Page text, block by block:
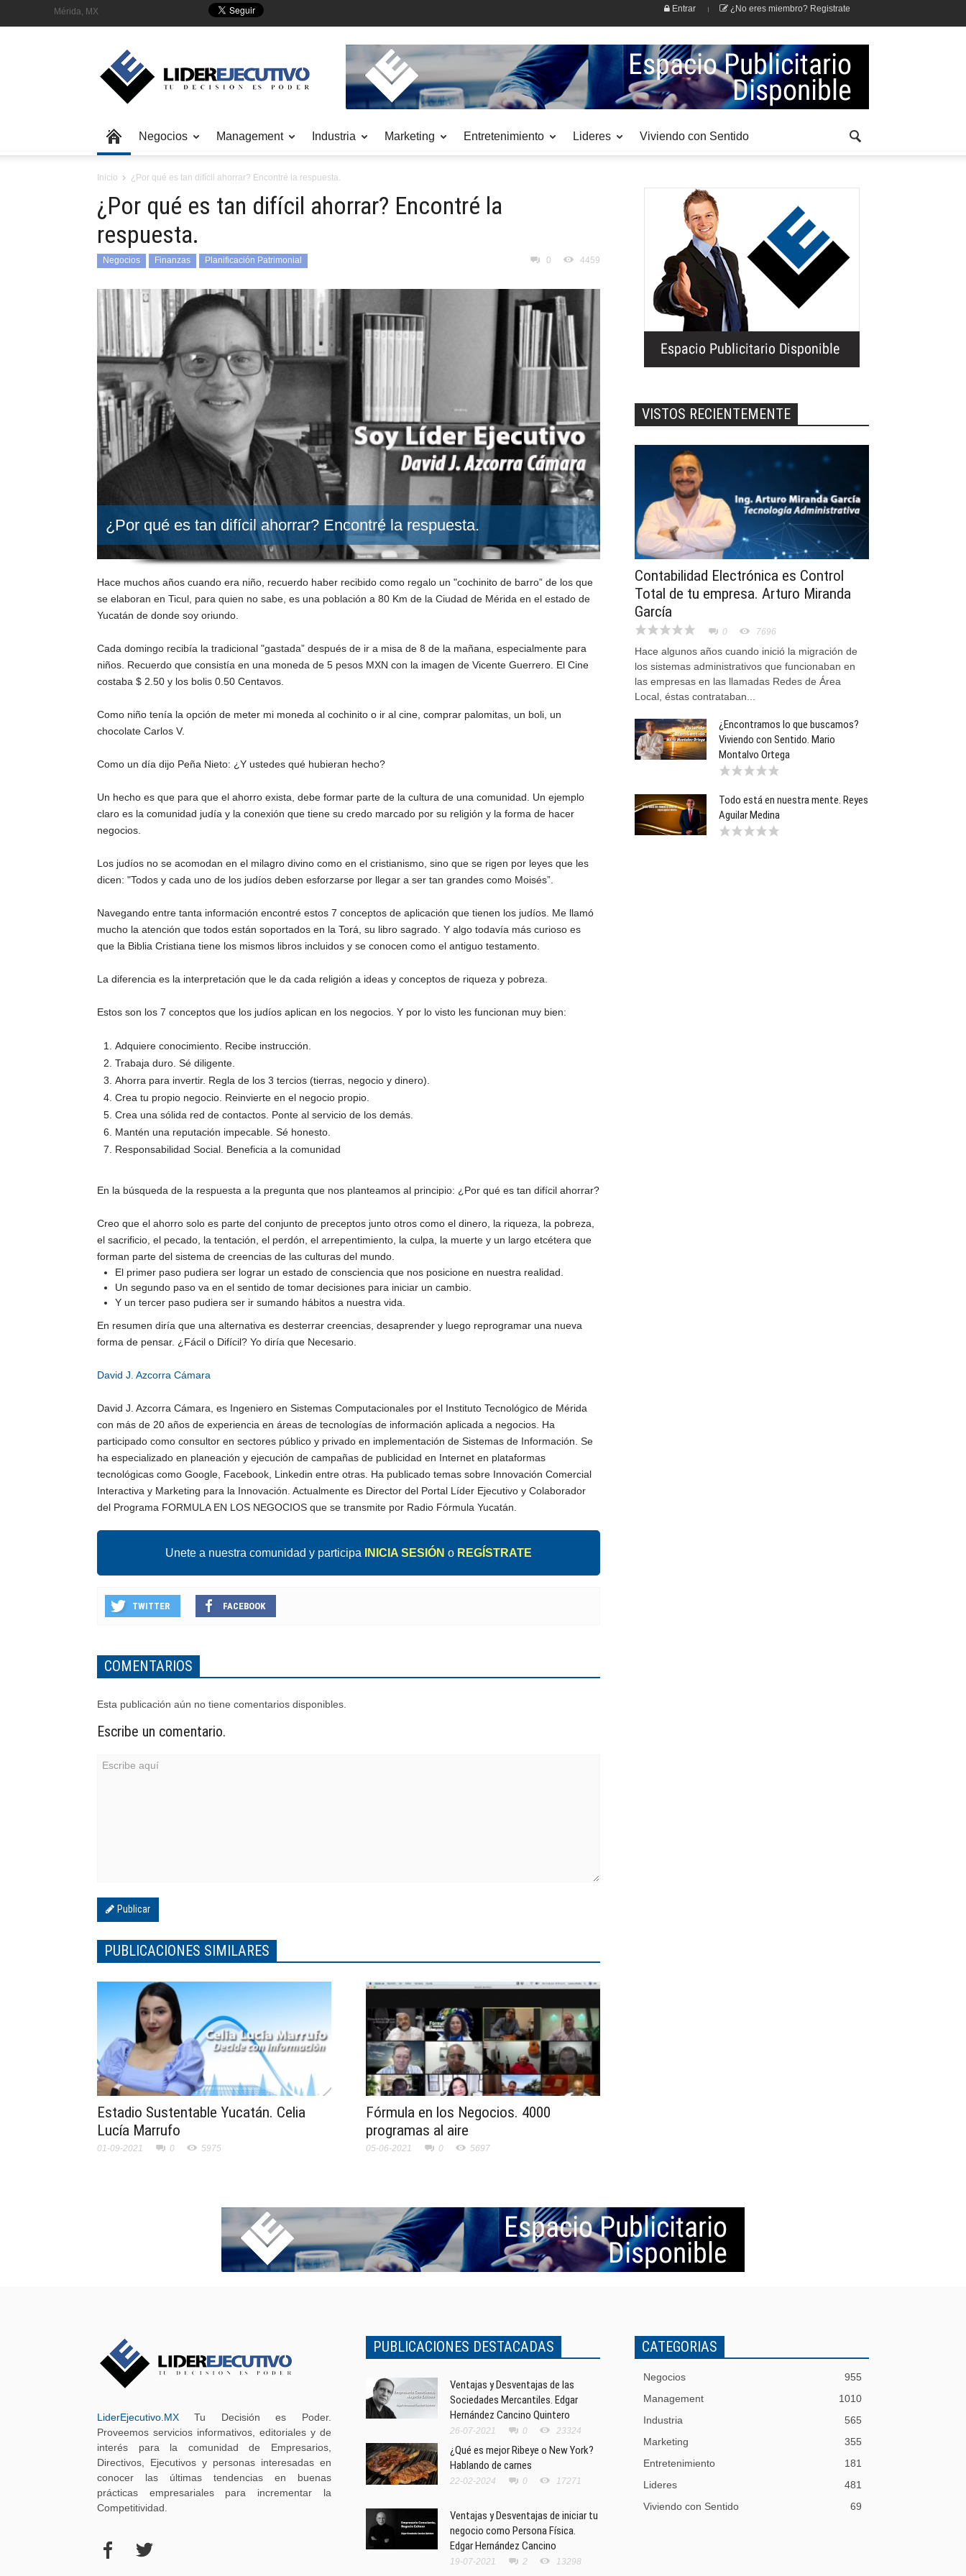
Mérida, MX Entrar ¿No eres miembro? Registrate
Negocios Management Industria Marketing Entretenimiento Lideres Viviendo con Sentido
Inicio ¿Por qué es tan difícil ahorrar? Encontré la respuesta.
¿Por qué es tan difícil ahorrar? Encontré la
respuesta.
Negocios Finanzas Planificación Patrimonial 0 4459
¿Por qué es tan difícil ahorrar? Encontré la respuesta.
Hace muchos años cuando era niño, recuerdo haber recibido como regalo un "cochinito de barro” de los que
se elaboran en Ticul, para quien no sabe, es una población a 80 Km de la Ciudad de Mérida en el estado de
Yucatán de donde soy oriundo.
Cada domingo recibía la tradicional "gastada” después de ir a misa de 8 de la mañana, especialmente para
niños. Recuerdo que consistía en una moneda de 5 pesos MXN con la imagen de Vicente Guerrero. El Cine
costaba $ 2.50 y los bolis 0.50 Centavos.
Como niño tenía la opción de meter mi moneda al cochinito o ir al cine, comprar palomitas, un boli, un
chocolate Carlos V.
Como un día dijo Peña Nieto: ¿Y ustedes qué hubieran hecho?
Un hecho es que para que el ahorro exista, debe formar parte de la cultura de una comunidad. Un ejemplo
claro es la comunidad judía y la conexión que tiene su credo marcado por su religión y la forma de hacer
negocios.
Los judíos no se acomodan en el milagro divino como en el cristianismo, sino que se rigen por leyes que les
dicen: "Todos y cada uno de los judíos deben esforzarse por llegar a ser tan grandes como Moisés”.
Navegando entre tanta información encontré estos 7 conceptos de aplicación que tienen los judíos. Me llamó
mucho la atención que todos están soportados en la Torá, su libro sagrado. Y algo todavía más curioso es
que la Biblia Cristiana tiene los mismos libros incluidos y se conocen como el antiguo testamento.
La diferencia es la interpretación que le da cada religión a ideas y conceptos de riqueza y pobreza.
Estos son los 7 conceptos que los judíos aplican en los negocios. Y por lo visto les funcionan muy bien:
Adquiere conocimiento. Recibe instrucción.
Trabaja duro. Sé diligente.
Ahorra para invertir. Regla de los 3 tercios (tierras, negocio y dinero).
Crea tu propio negocio. Reinvierte en el negocio propio.
Crea una sólida red de contactos. Ponte al servicio de los demás.
Mantén una reputación impecable. Sé honesto.
Responsabilidad Social. Beneficia a la comunidad
En la búsqueda de la respuesta a la pregunta que nos planteamos al principio: ¿Por qué es tan difícil ahorrar?
Creo que el ahorro solo es parte del conjunto de preceptos junto otros como el dinero, la riqueza, la pobreza,
el sacrificio, el pecado, la tentación, el perdón, el arrepentimiento, la culpa, la muerte y un largo etcétera que
forman parte del sistema de creencias de las culturas del mundo.
El primer paso pudiera ser lograr un estado de consciencia que nos posicione en nuestra realidad.
Un segundo paso va en el sentido de tomar decisiones para iniciar un cambio.
Y un tercer paso pudiera ser ir sumando hábitos a nuestra vida.
En resumen diría que una alternativa es desterrar creencias, desaprender y luego reprogramar una nueva
forma de pensar. ¿Fácil o Difícil? Yo diría que Necesario.
David J. Azcorra Cámara
David J. Azcorra Cámara, es Ingeniero en Sistemas Computacionales por el Instituto Tecnológico de Mérida
con más de 20 años de experiencia en áreas de tecnologías de información aplicada a negocios. Ha
participado como consultor en sectores público y privado en implementación de Sistemas de Información. Se
ha especializado en planeación y ejecución de campañas de publicidad en Internet en plataformas
tecnológicas como Google, Facebook, Linkedin entre otras. Ha publicado temas sobre Innovación Comercial
Interactiva y Marketing para la Innovación. Actualmente es Director del Portal Líder Ejecutivo y Colaborador
del Programa FORMULA EN LOS NEGOCIOS que se transmite por Radio Fórmula Yucatán.
Unete a nuestra comunidad y participa INICIA SESIÓN o REGÍSTRATE
TWITTER FACEBOOK
COMENTARIOS
Esta publicación aún no tiene comentarios disponibles.
Escribe un comentario.
Publicar
PUBLICACIONES SIMILARES
Estadio Sustentable Yucatán. Celia
Lucía Marrufo
01-09-2021 0 5975
Fórmula en los Negocios. 4000
programas al aire
05-06-2021 0 5697
VISTOS RECIENTEMENTE
Contabilidad Electrónica es Control
Total de tu empresa. Arturo Miranda
García
0 7696
Hace algunos años cuando inició la migración de
los sistemas administrativos que funcionaban en
las empresas en las llamadas Redes de Área
Local, éstas contrataban...
¿Encontramos lo que buscamos?
Viviendo con Sentido. Mario
Montalvo Ortega
Todo está en nuestra mente. Reyes
Aguilar Medina
LiderEjecutivo.MX Tu Decisión es Poder.
Proveemos servicios informativos, editoriales y de
interés para la comunidad de Empresarios,
Directivos, Ejecutivos y personas interesadas en
conocer las últimas tendencias en buenas
prácticas empresariales para incrementar la
Competitividad.
PUBLICACIONES DESTACADAS
Ventajas y Desventajas de las
Sociedades Mercantiles. Edgar
Hernández Cancino Quintero
26-07-2021 0 23324
¿Qué es mejor Ribeye o New York?
Hablando de carnes
22-02-2024 0 17271
Ventajas y Desventajas de iniciar tu
negocio como Persona Física.
Edgar Hernández Cancino
19-07-2021 2 13298
CATEGORIAS
Negocios
955
Management
1010
Industria
565
Marketing
355
Entretenimiento
181
Lideres
481
Viviendo con Sentido
69